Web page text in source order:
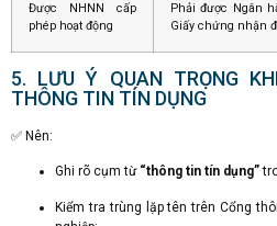
Được NHNN cấp
phép hoạt động
Phải được Ngân
Giấy chứng nhận
5. LƯU Ý QUAN TRỌNG
THÔNG TIN TÍN DỤNG
✅ Nên:
Ghi rõ cụm từ “thông tin tín dụng”
Kiểm tra trùng lặp tên trên Cổng